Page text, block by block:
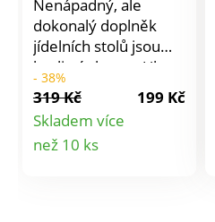
Nenápadný, ale
dokonalý doplněk
jídelních stolů jsou
kvalitní ubrusy. Ubrus
dokáže v místnosti
mistrně čarovat s
atmosférou a jídlo
hned chutná ještě
- 38%
319 Kč
199 Kč
Skladem více
než 10 ks